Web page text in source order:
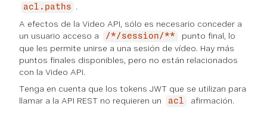
acl.paths
.
A efectos de la Video API, sólo es necesario conceder a
un usuario acceso a
/*/session/**
punto final, lo
que les permite unirse a una sesión de vídeo. Hay más
puntos finales disponibles, pero no están relacionados
con la Video API.
Tenga en cuenta que los tokens JWT que se utilizan para
llamar a la API REST no requieren un
acl afirmación.